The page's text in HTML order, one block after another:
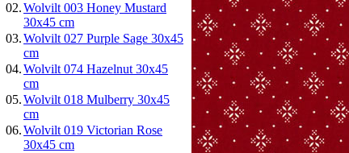
02.Wolvilt 003 Honey Mustard
30x45 cm
03.Wolvilt 027 Purple Sage 30x45
cm
04.Wolvilt 074 Hazelnut 30x45
cm
05.Wolvilt 018 Mulberry 30x45
cm
06.Wolvilt 019 Victorian Rose
30x45 cm